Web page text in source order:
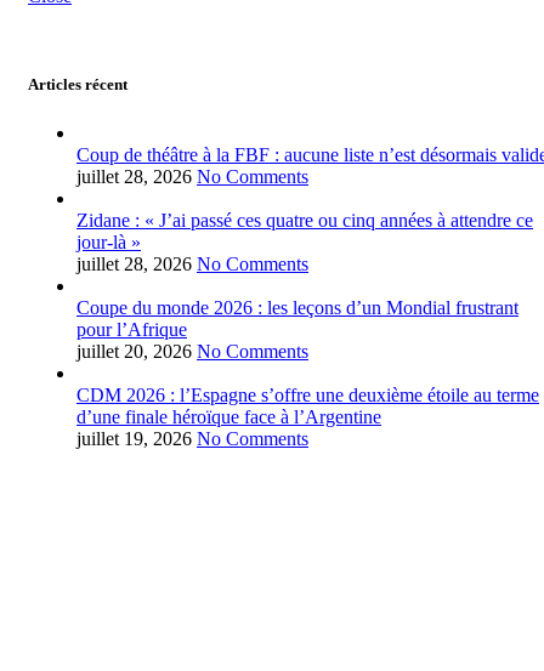
Articles récent
Coup de théâtre à la FBF : aucune liste n’est désormais
juillet 28, 2026 No Comments
Zidane : « J’ai passé ces quatre ou cinq années à attendre ce
jour-là »
juillet 28, 2026 No Comments
Coupe du monde 2026 : les leçons d’un Mondial frustrant
pour l’Afrique
juillet 20, 2026 No Comments
CDM 2026 : l’Espagne s’offre une deuxième étoile au terme
d’une finale héroïque face à l’Argentine
juillet 19, 2026 No Comments